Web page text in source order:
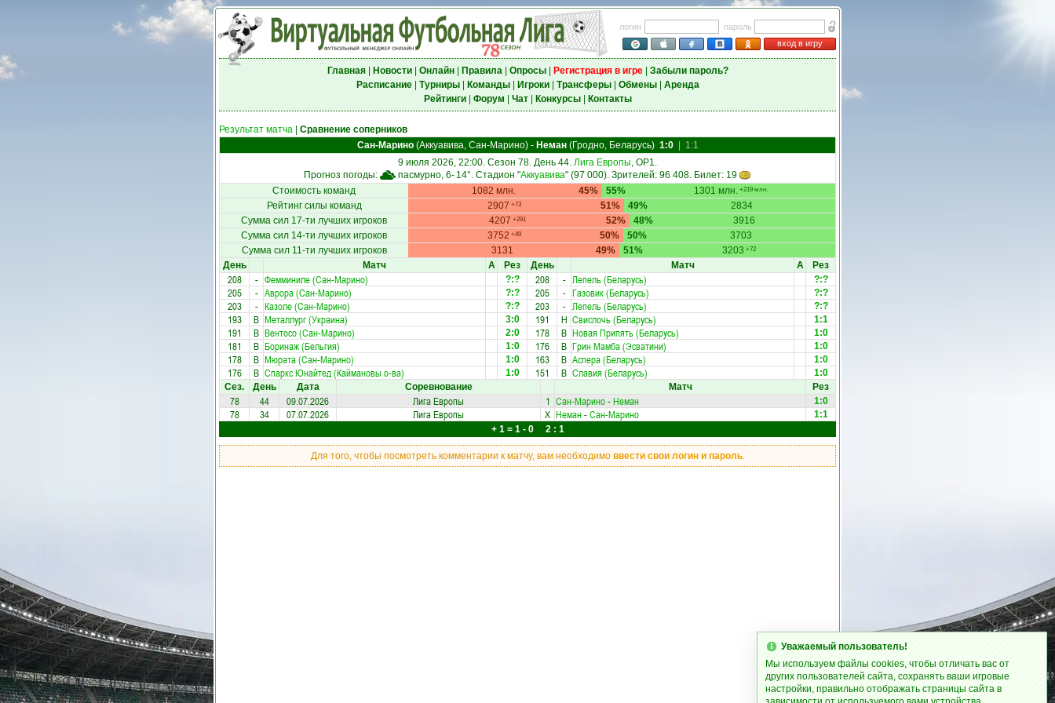
логин
пароль
вход в игру
Главная| Новости| Онлайн| Правила| Опросы| Регистрация в игре| Забыли пароль?
Расписание| Турниры| Команды| Игроки| Трансферы| Обмены| Аренда
Рейтинги| Форум Чат| Конкурсы| Контакты
Результат матча
Сравнение соперников
Сан-Марино(Аккуавива, Сан-Марино)- Неман(Гродно, Беларусь) 1:0|
1:1
9 июля 2026, 22:00. Сезон 78. День 44. Лига Европы, ОР1.
Прогноз погоды:
пасмурно, 6- 14°. Стадион "Аккуавива" (97 000). Зрителей: 96 408. Билет: 19
Стоимость команд
1082 млн. 45% 1301 млн. +219 млн.
55%
Рейтинг силы команд
2907 +73 51% 2834
49%
Сумма сил 17-ти лучших игроков
4207 +291 52% 3916
48%
Сумма сил 14-ти лучших игроков
3752 +49 50% 3703
50%
Сумма сил 11-ти лучших игроков
3131 49% 3203 +72
51%
День
Матч А Рез
208 - Фемминиле (Сан-Марино) ?:?
205 - Аврора (Сан-Марино) ?:?
203 - Казоле (Сан-Марино) ?:?
193 В Металлург (Украина) 3:0
191 В Вентосо (Сан-Марино) 2:0
181 В Боринаж (Бельгия) 1:0
178 В Мюрата (Сан-Марино) 1:0
176 В Спаркс Юнайтед (Каймановы о-ва) 1:0
День Матч А Рез
208 - Лепель (Беларусь) ?:?
205 - Газовик (Беларусь) ?:?
203 - Лепель (Беларусь) ?:?
191 Н Свислочь (Беларусь) 1:1
178 В Новая Припять (Беларусь) 1:0
176 В Грин Мамба (Эсватини) 1:0
163 В Аспера (Беларусь) 1:0
151 В Славия (Беларусь)
1:0
Сез.
День Дата Соревнование Матч Рез
78 44 09.07.2026 Лига Европы 1 Сан-Марино-Неман 1:0
78 34 07.07.2026 Лига Европы X Неман-Сан-Марино
1:1
+ 1 = 1 - 0 2 : 1
Для того, чтобы посмотреть комментарии к матчу, вам необходимо ввести свои логин и пароль.
Уважаемый пользователь!
Мы используем файлы cookies, чтобы отличать вас от
других пользователей сайта, сохранять ваши игровые
настройки, правильно отображать страницы сайта в